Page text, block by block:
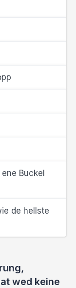
Buckel
de hellste
wed keine